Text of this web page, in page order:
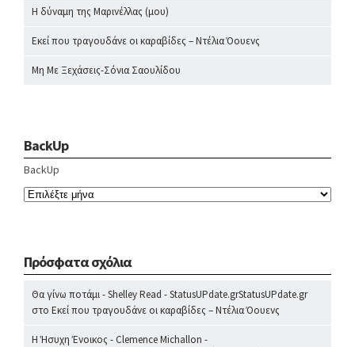
Η δύναμη της Μαρινέλλας (μου)
Εκεί που τραγουδάνε οι καραβίδες – Ντέλια Όουενς
Μη Με Ξεχάσεις-Σόνια Σαουλίδου
BackUp
BackUp
Πρόσφατα σχόλια
Θα γίνω ποτάμι - Shelley Read - StatusUPdate.grStatusUPdate.gr
στο Εκεί που τραγουδάνε οι καραβίδες – Ντέλια Όουενς
Η Ήσυχη Ένοικος - Clemence Michallon -